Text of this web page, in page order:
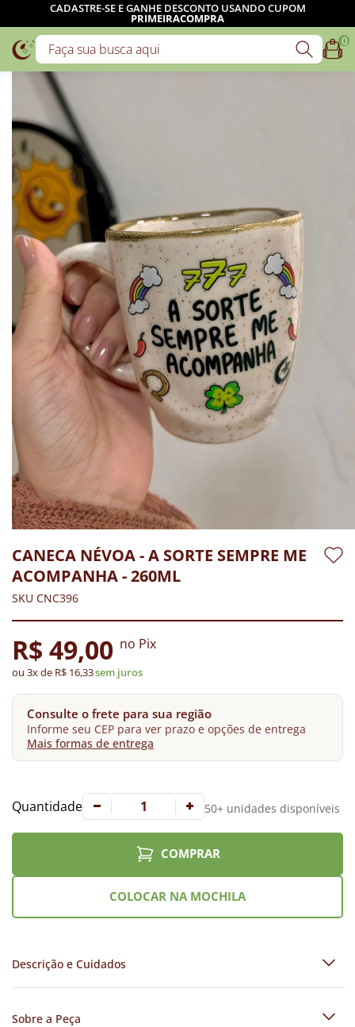
CADASTRE-SE E GANHE DESCONTO USANDO CUPOM
PRIMEIRACOMPRA
0
CANECA NÉVOA - A SORTE SEMPRE ME
ACOMPANHA - 260ML
SKU CNC396
R$ 49,00 no Pix
ou 3x de R$ 16,33sem juros
Consulte o frete para sua região
Informe seu CEP para ver prazo e opções de entrega
Mais formas de entrega
Quantidade 50+ unidades disponíveis
COMPRAR
COLOCAR NA MOCHILA
Descrição e Cuidados
Sobre a Peça